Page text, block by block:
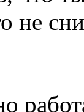
не